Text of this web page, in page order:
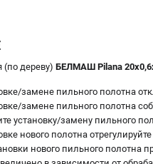
(по дереву) БЕЛМАШ Pilana
замене пильного полотна
замене пильного полотна
установку/замену пильного
нового полотна
нового пильного полотна